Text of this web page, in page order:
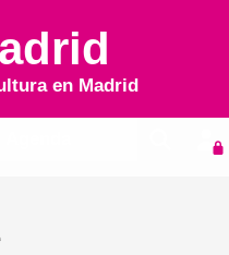
en Madrid